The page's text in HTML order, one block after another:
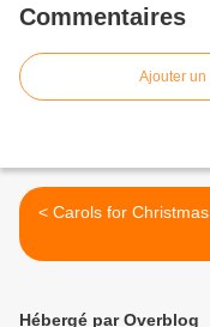
Commentaires
Ajouter un
< Carols for
Hébergé par Overblog